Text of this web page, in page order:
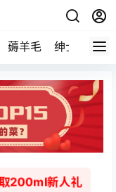
薅羊毛 绅士 视频
200ml新人礼